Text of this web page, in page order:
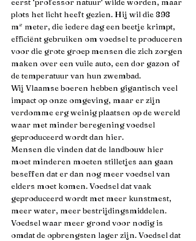
plots het licht heeft gezien. Hij wil die 898
m² meter, die iedere dag een beetje krimpt,
efficiënt gebruiken om voedsel te produceren
voor die grote groep mensen die zich zorgen
maken over een vuile auto, een dor gazon of
de temperatuur van hun zwembad.
Wij Vlaamse boeren hebben gigantisch veel
impact op onze omgeving, maar er zijn
verdomme erg weinig plaatsen op de wereld
waar met minder beregening voedsel
geproduceerd wordt dan hier.
Mensen die vinden dat de landbouw hier
moet minderen moeten stilletjes aan gaan
beseffen dat er dan nog meer voedsel van
elders moet komen. Voedsel dat vaak
geproduceerd wordt met meer kunstmest,
meer water, meer bestrijdingsmiddelen.
Voedsel waar meer grond voor nodig is
omdat de opbrengsten lager zijn. Voedsel dat